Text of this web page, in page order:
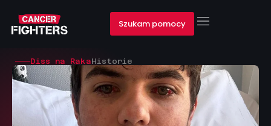
Szukam pomocy
Diss na RakaHistorie